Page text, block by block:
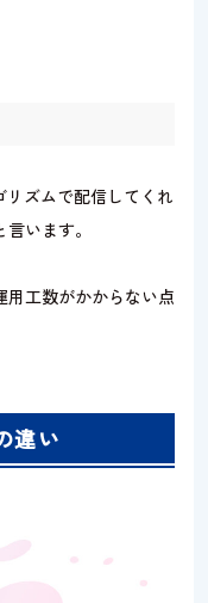
ズムで配信してくれ
います。
用工数がかからない点
違い